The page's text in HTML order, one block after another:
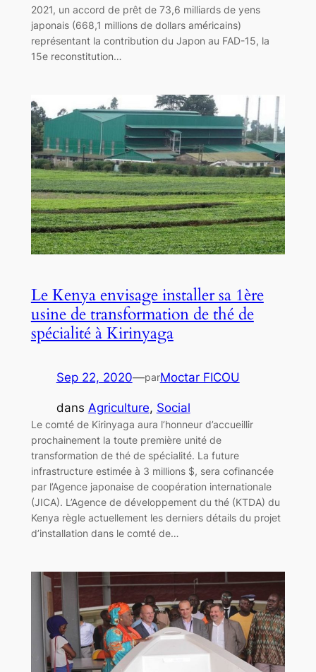
2021, un accord de prêt de 73,6 milliards de yens
japonais (668,1 millions de dollars américains)
représentant la contribution du Japon au FAD-15, la
15e reconstitution…
Le Kenya envisage installer sa 1ère
usine de transformation de thé de
spécialité à Kirinyaga
Sep 22, 2020—parMoctar FICOU
dans Agriculture, Social
Le comté de Kirinyaga aura l’honneur d’accueillir
prochainement la toute première unité de
transformation de thé de spécialité. La future
infrastructure estimée à 3 millions $, sera cofinancée
par l’Agence japonaise de coopération internationale
(JICA). L’Agence de développement du thé (KTDA) du
Kenya règle actuellement les derniers détails du projet
d’installation dans le comté de…